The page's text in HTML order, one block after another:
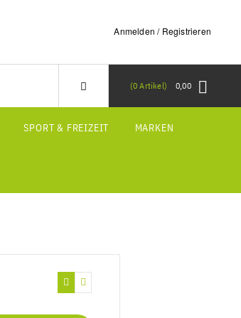
Anmelden / Registrieren
0,00
0 Artikel
SPORT & FREIZEIT MARKEN